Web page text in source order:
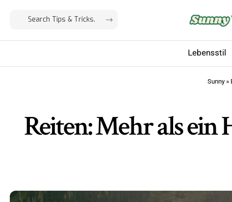
Lebensstil
Sunny»
Reiten: Mehr als ein